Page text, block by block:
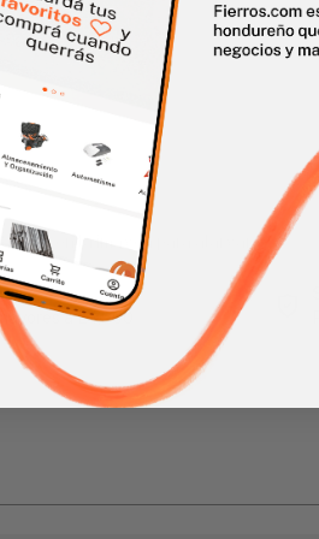
clic en la imagen para alargar
a L 1,500